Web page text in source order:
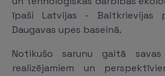
īpaši Latvijas - Baltkrievijas
Daugavas upes baseinā.
Notikušo sarunu gaitā
realizējamiem un